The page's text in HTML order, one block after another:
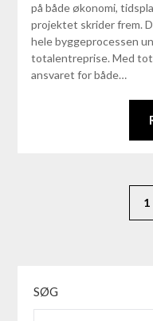
på både økonomi,
projektet skrider frem.
hele byggeprocessen
totalentreprise. Med
ansvaret for både…
1
SØG